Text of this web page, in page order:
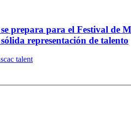
prepara para el Festival de
representación de talento
talent